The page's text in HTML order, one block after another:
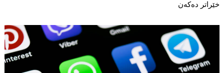
خێراتر دەكەن